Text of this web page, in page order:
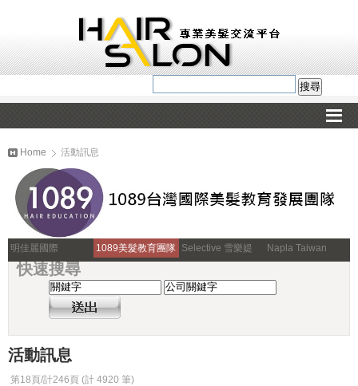
Home 活動訊息
明佳麗國際 1089美髮教育團隊 Selective 雪樂媞 Napla Taiwan
快速搜尋
活動訊息
第18頁/計246頁 (計 4920 筆)